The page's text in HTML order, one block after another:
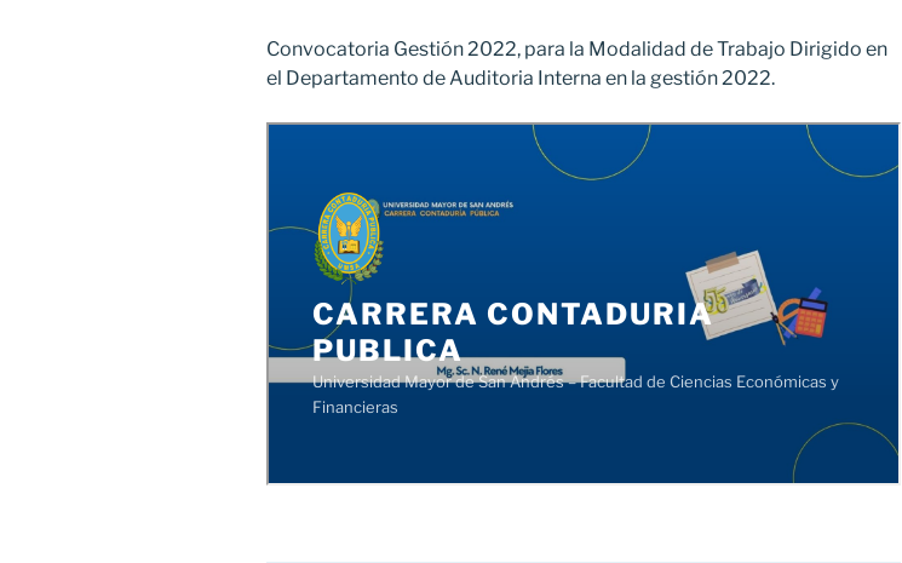
Convocatoria Gestión 2022, para la Modalidad de Trabajo Dirigido en
el Departamento de Auditoria Interna en la gestión 2022.